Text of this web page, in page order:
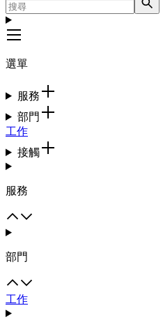
選單
服務
部門
工作
接觸
服務
部門
工作